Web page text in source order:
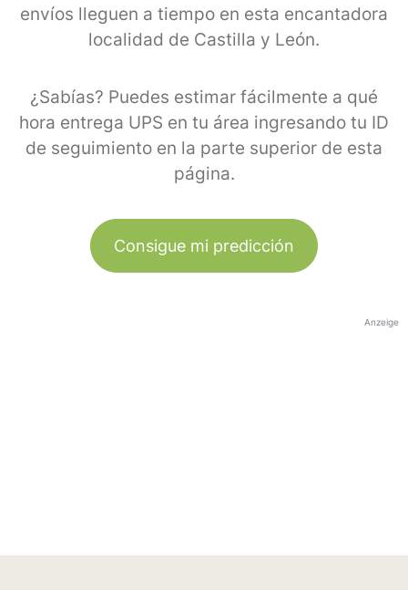
envíos lleguen a tiempo en esta encantadora
localidad de Castilla y León.
¿Sabías? Puedes estimar fácilmente a qué
hora entrega UPS en tu área ingresando tu ID
de seguimiento en la parte superior de esta
página.
Consigue mi predicción
Anzeige